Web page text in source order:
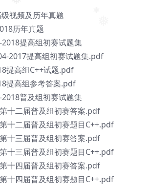
❅
视频及历年真题
历年真题
2018提高组初赛试题集
2017提高组初赛试题集.pdf
提高组C++试题.pdf
提高组参考答案.pdf
2018普及组初赛试题集
十二届普及组初赛答案.pdf
十二届普及组初赛题目C++.pdf
十三届普及组初赛答案.pdf
十三届普及组初赛题目C++.pdf
十四届普及组初赛答案.pdf
十四届普及组初赛题目C++.pdf